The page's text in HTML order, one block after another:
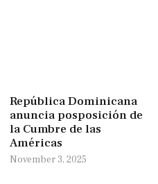
República Dominicana
anuncia posposición de
la Cumbre de las
Américas
November 3, 2025